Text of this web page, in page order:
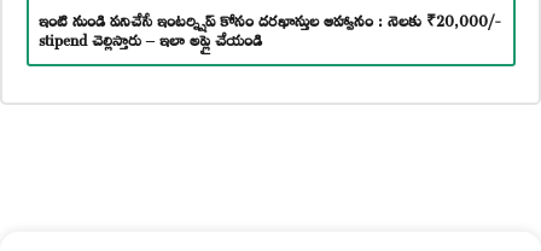
ఇంటి నుండి పనిచేసే ఇంటర్న్షిప్ కోసం దరఖాస్తుల ఆహ్వానం : నెలకు ₹20,000/-
stipend చెల్లిస్తారు – ఇలా అప్లై చేయండి